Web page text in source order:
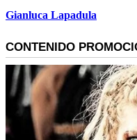
Gianluca Lapadula